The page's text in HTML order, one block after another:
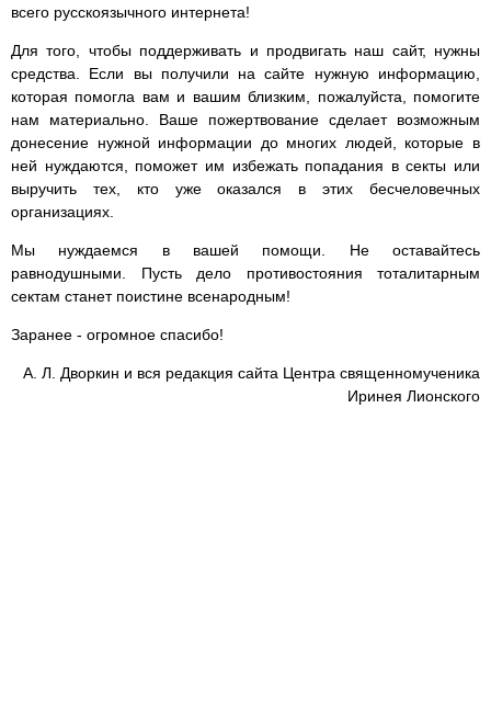
всего русскоязычного интернета!
Для того, чтобы поддерживать и продвигать наш сайт, нужны
средства. Если вы получили на сайте нужную информацию,
которая помогла вам и вашим близким, пожалуйста, помогите
нам материально. Ваше пожертвование сделает возможным
донесение нужной информации до многих людей, которые в
ней нуждаются, поможет им избежать попадания в секты или
выручить тех, кто уже оказался в этих бесчеловечных
организациях.
Мы нуждаемся в вашей помощи. Не оставайтесь
равнодушными. Пусть дело противостояния тоталитарным
сектам станет поистине всенародным!
Заранее - огромное спасибо!
А. Л. Дворкин и вся редакция сайта Центра священномученика
Иринея Лионского